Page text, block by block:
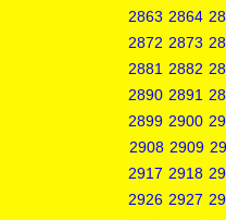
2863 2864
2872 2873
2881 2882
2890 2891
2899 2900
2908 2909
2917 2918
2926 2927